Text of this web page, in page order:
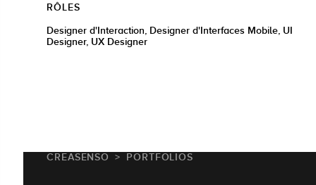
RÔLES
Designer d'Interaction, Designer d'Interfaces Mobile, UI
Designer, UX Designer
CREASENSO PORTFOLIOS